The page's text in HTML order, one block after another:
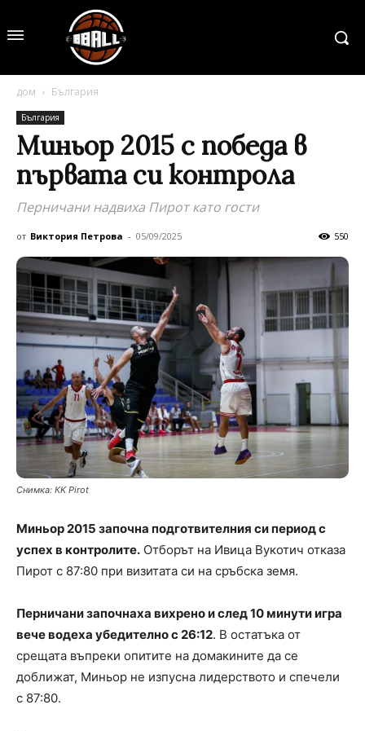
дом България
България
Миньор 2015 с победа в
първата си контрола
Перничани надвиха Пирот като гости
от Виктория Петрова - 05/09/2025 550
Снимка: КK Pirot
Миньор 2015 започна подготвителния си период с
успех в контролите. Отборът на Ивица Вукотич отказа
Пирот с 87:80 при визитата си на сръбска земя.
Перничани започнаха вихрено и след 10 минути игра
вече водеха убедително с 26:12. В остатъка от
срещата въпреки опитите на домакините да се
доближат, Миньор не изпусна лидерството и спечели
с 87:80.